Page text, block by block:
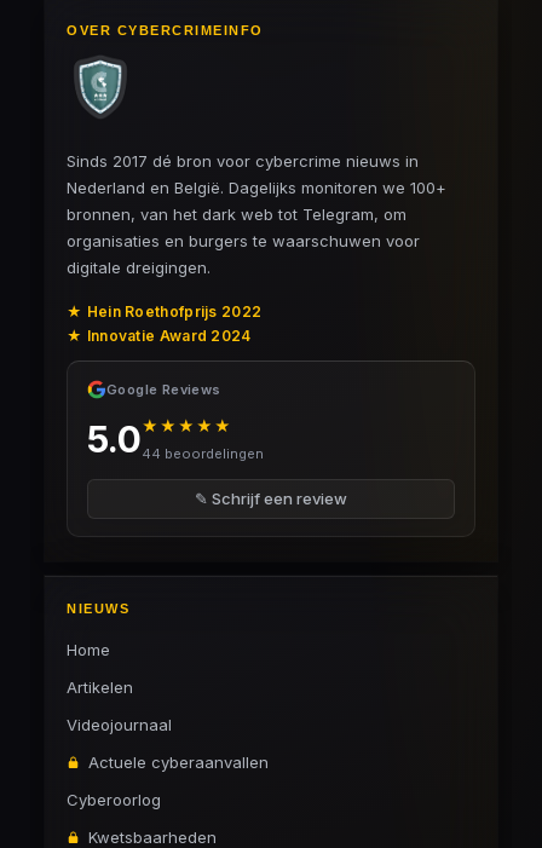
OVER CYBERCRIMEINFO
Sinds 2017 dé bron voor cybercrime nieuws in
Nederland en België. Dagelijks monitoren we 100+
bronnen, van het dark web tot Telegram, om
organisaties en burgers te waarschuwen voor
digitale dreigingen.
★ Hein Roethofprijs 2022
★ Innovatie Award 2024
Google Reviews
5.0★★★★★
44 beoordelingen
✎ Schrijf een review
NIEUWS
Home
Artikelen
Videojournaal
Actuele cyberaanvallen
Cyberoorlog
Kwetsbaarheden